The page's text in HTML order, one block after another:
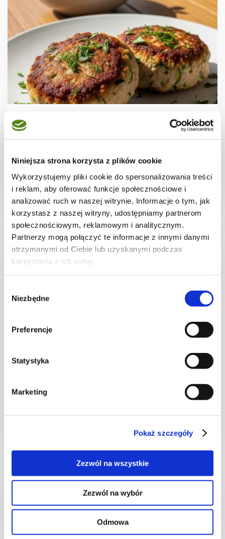
Niniejsza strona korzysta z plików cookie
Wykorzystujemy pliki cookie do spersonalizowania treści
i reklam, aby oferować funkcje społecznościowe i
analizować ruch w naszej witrynie. Informacje o tym, jak
korzystasz z naszej witryny, udostępniamy partnerom
społecznościowym, reklamowym i analitycznym.
Partnerzy mogą połączyć te informacje z innymi danymi
otrzymanymi od Ciebie lub uzyskanymi podczas
korzystania z ich usług.
zgody
Niezbędne
Preferencje
Statystyka
Marketing
Pokaż szczegóły
Zezwól na wszystkie
Zezwól na wybór
Odmowa
MIĘSA
Kotlety mielone z cukinią
2527 kcal